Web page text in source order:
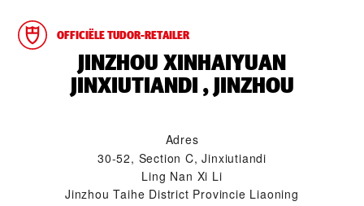
OFFICIËLE TUDOR-RETAILER
‭JINZHOU XINHAIYUAN
JINXIUTIANDI , JINZHOU‬
Adres
30-52, Section C, Jinxiutiandi
Ling Nan Xi Li
Jinzhou Taihe District Provincie Liaoning